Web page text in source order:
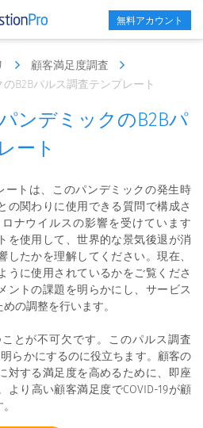
無料アカウント
顧客満足度調査
B2Bパルス調査テンプレート
ンデミックのB2Bパ
ート
ートは、このパンデミックの発生時
の関わりに使用できる質問で構成さ
ナウイルスの影響を受けています
を使用して、世界的な景気後退が消
したかを理解してください。現在、
うに使用されているかをご覧くださ
ントの課題を明らかにし、サービス
の調整を行います。
とが不可欠です。このパルス調査
らかにするのに役立ちます。顧客の
対する満足度を高めるために、即座
より高い顧客満足度でCOVID-19が顧